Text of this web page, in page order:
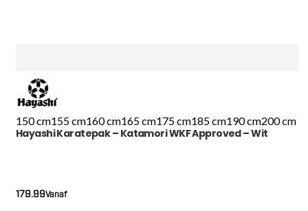
150 cm155 cm160 cm165 cm175 cm185 cm190 cm200 cm
Hayashi Karatepak – Katamori WKF Approved – Wit
Vanaf
179.99